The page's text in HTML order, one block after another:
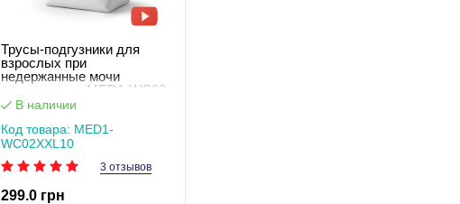
Трусы-подгузники для
взрослых при
недержанные мочи
одноразовые MED1-WC02,
размер XХL (10 шт. в
В наличии
Код товара: MED1-
WC02XХL10
3 отзывов
299.0 грн